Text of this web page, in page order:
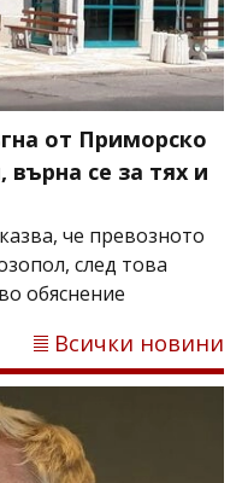
от Приморско
се за тях и
че превозното
след това
обяснение
Всички новини